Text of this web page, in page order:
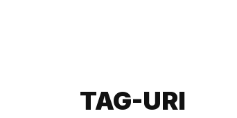
TAG-URI